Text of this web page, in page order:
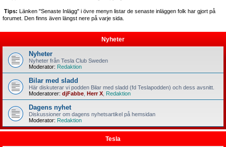
Tips: Länken "Senaste Inlägg" i övre menyn listar de senaste inläggen folk har gjort på
forumet. Den finns även längst nere på varje sida.
Nyheter
Nyheter
Nyheter från Tesla Club Sweden
Moderator: Redaktion
Bilar med sladd
Här diskuterar vi podden Bilar med sladd (fd Teslapodden) och dess avsnitt.
Moderatorer: djFabbe Herr X Redaktion
Dagens nyhet
Diskussioner om dagens nyhetsartikel på hemsidan
Moderator: Redaktion
Tesla